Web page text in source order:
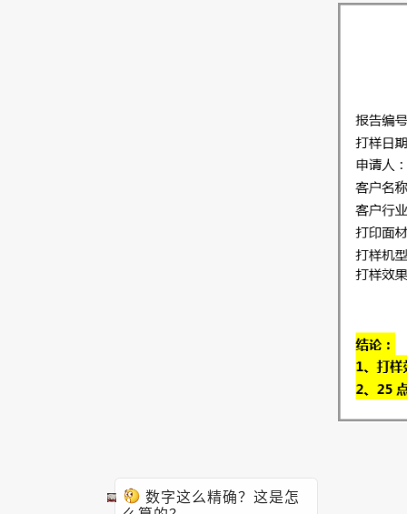
数字这么精确？这是怎